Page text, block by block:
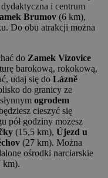
i centrum
Brumov (6 km),
Do obu atrakcji można
do Zamek Vizovice
barokową, rokokową,
udaj się do Lázně
do granicy ze
ogrodem
cieszyć się
pół godziny możesz
(15,5 km), Újezd u
(27 km). Można
ośrodki narciarskie
km).